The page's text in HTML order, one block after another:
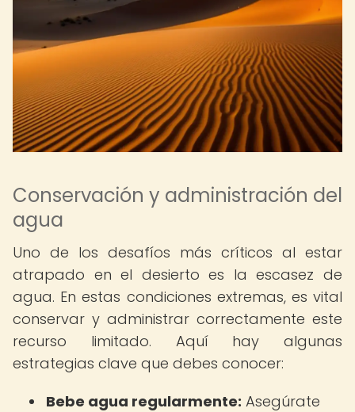
Conservación y administración del
agua
Uno de los desafíos más críticos al estar
atrapado en el desierto es la escasez de
agua. En estas condiciones extremas, es vital
conservar y administrar correctamente este
recurso limitado. Aquí hay algunas
estrategias clave que debes conocer:
Bebe agua regularmente: Asegúrate